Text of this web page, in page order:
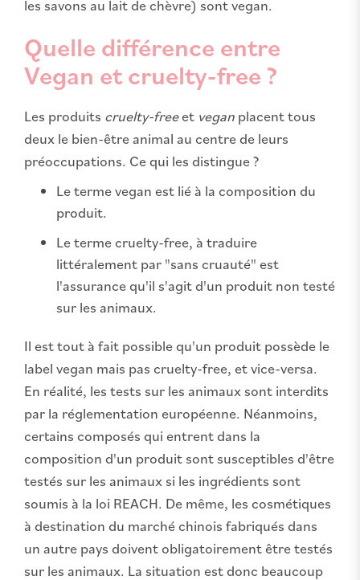
les savons au lait de chèvre) sont vegan.
Quelle différence entre
Vegan et cruelty-free ?
Les produits cruelty-freeet vegan placent tous
deux le bien-être animal au centre de leurs
préoccupations. Ce qui les distingue ?
Le terme vegan est lié à la composition du
produit.
Le terme cruelty-free, à traduire
littéralement par "sans cruauté" est
l'assurance qu'il s'agit d'un produit non testé
sur les animaux.
Il est tout à fait possible qu'un produit possède le
label vegan mais pas cruelty-free, et vice-versa.
En réalité, les tests sur les animaux sont interdits
par la réglementation européenne. Néanmoins,
certains composés qui entrent dans la
composition d'un produit sont susceptibles d'être
testés sur les animaux si les ingrédients sont
soumis à la loi REACH. De même, les cosmétiques
à destination du marché chinois fabriqués dans
un autre pays doivent obligatoirement être testés
sur les animaux. La situation est donc beaucoup